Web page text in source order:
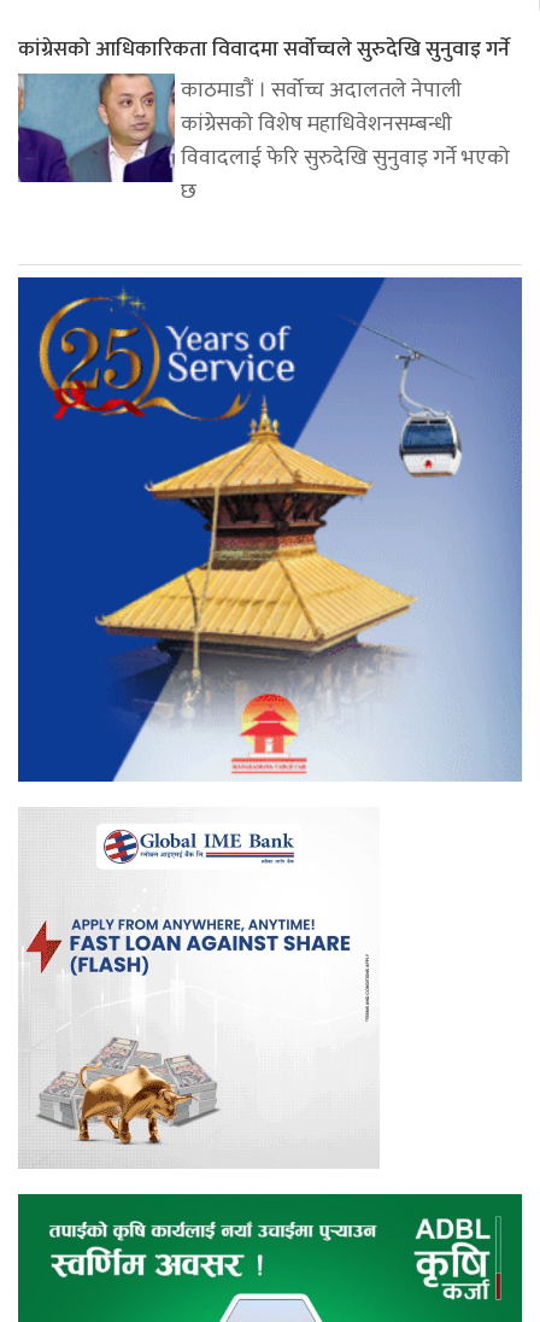
कांग्रेसको आधिकारिकता विवादमा सर्वोच्चले सुरुदेखि सुनुवाइ गर्ने
काठमाडौं । सर्वोच्च अदालतले नेपाली
कांग्रेसको विशेष महाधिवेशनसम्बन्धी
विवादलाई फेरि सुरुदेखि सुनुवाइ गर्ने भएको
छ